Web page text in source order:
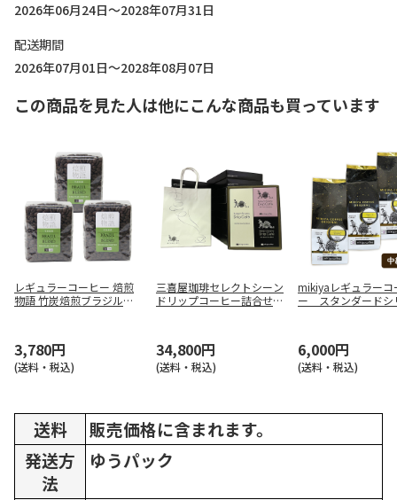
2026年06月24日～2028年07月31日
配送期間
2026年07月01日～2028年08月07日
この商品を見た人は他にこんな商品も買っています
レギュラーコーヒー 焙煎
物語 竹炭焙煎ブラジルブ
3,780円
(送料・税込)
三喜屋珈琲セレクトシーン
ドリップコーヒー詰合せ
34,800円
(送料・税込)
mikiyaレギュラーコ
ー スタンダードシ
6,000円
(送料・税込)
送料
販売価格に含まれます。
発送方
法
ゆうパック